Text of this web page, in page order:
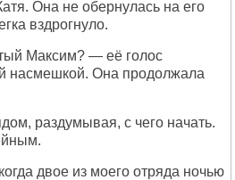
Она не обернулась на его
вздрогнуло.
Максим? — её голос
насмешкой. Она продолжала
раздумывая, с чего начать.
двое из моего отряда ночью